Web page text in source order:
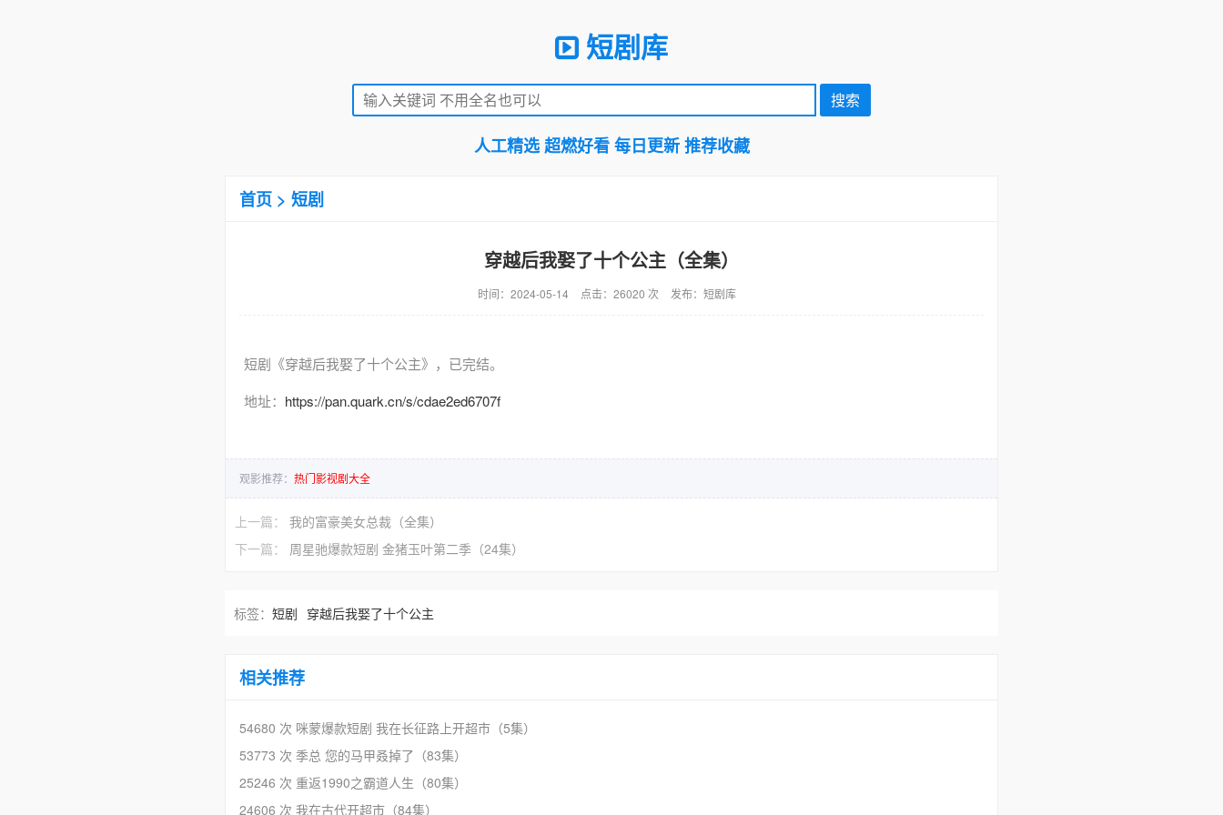
短剧库
人工精选 超燃好看 每日更新 推荐收藏
首页 > 短剧
穿越后我娶了十个公主（全集）
时间：2024-05-14 点击：26020 次 发布：短剧库
短剧《穿越后我娶了十个公主》，已完结。
地址： https://pan.quark.cn/s/cdae2ed6707f
观影推荐： 热门影视剧大全
上一篇： 我的富豪美女总裁（全集）
下一篇： 周星驰爆款短剧 金猪玉叶第二季（24集）
标签： 短剧 穿越后我娶了十个公主
相关推荐
54680 次 咪蒙爆款短剧 我在长征路上开超市（5集）
53773 次 季总 您的马甲叒掉了（83集）
25246 次 重返1990之霸道人生（80集）
24606 次 我在古代开超市（84集）